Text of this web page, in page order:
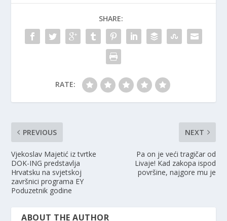
SHARE:
RATE:
PREVIOUS
Vjekoslav Majetić iz tvrtke
DOK-ING predstavlja
Hrvatsku na svjetskoj
završnici programa EY
Poduzetnik godine
NEXT
Pa on je veći tragičar od
Livaje! Kad zakopa ispod
površine, najgore mu je
ABOUT THE AUTHOR